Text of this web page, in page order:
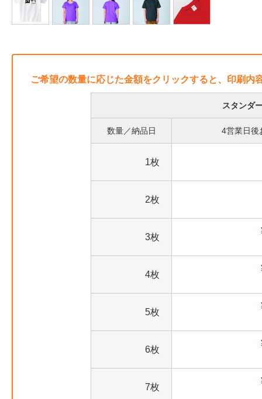
ご希望の数量に応じた金額をクリックすると、印刷内
スタンダ
数量／納品日 4営業日後
1枚
2枚
3枚
4枚
5枚
6枚
7枚